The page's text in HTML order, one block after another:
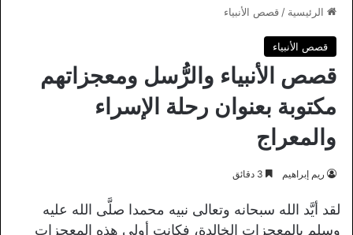
الرئيسية / قصص الأنبياء
قصص الأنبياء
قصص الأنبياء والرُّسل ومعجزاتهم
مكتوبة بعنوان رحلة الإسراء
والمعراج
ريم إبراهيم
لقد أيَّد الله سبحانه وتعالى نبيه محمدا صلَّى الله عليه
وسلم بالمعجزات الخالدة، فكانت أولى هذه المعجزات